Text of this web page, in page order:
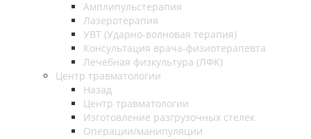
Амплипульстерапия
Лазеротерапия
УВТ (Ударно-волновая терапия)
Консультация врача-физиотерапевта
Лечебная физкультура (ЛФК)
Центр травматологии
Назад
Центр травматологии
Изготовление разгрузочных стелек
Операции/манипуляции